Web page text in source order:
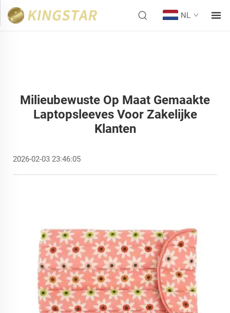
NL
Milieubewuste Op Maat Gemaakte
Laptopsleeves Voor Zakelijke
Klanten
2026-02-03 23:46:05